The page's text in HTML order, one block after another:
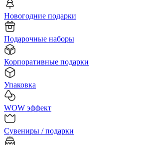
Новогодние подарки
Подарочные наборы
Корпоративные подарки
Упаковка
WOW эффект
Сувениры / подарки